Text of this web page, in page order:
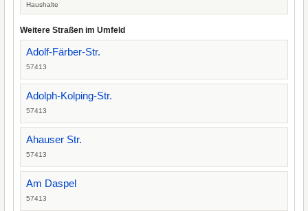
Haushalte
Weitere Straßen im Umfeld
Adolf-Färber-Str.
57413
Adolph-Kolping-Str.
57413
Ahauser Str.
57413
Am Daspel
57413